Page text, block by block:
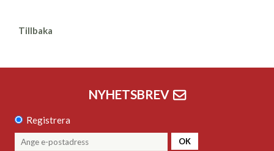
Tillbaka
NYHETSBREV
Registrera
OK